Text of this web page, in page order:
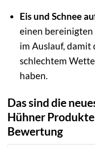
Eis und Schnee
einen
im Auslauf, damit
schlechtem
haben.
Das sind die
Hühner
Bewertung